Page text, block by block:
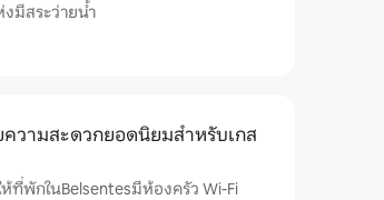
มีสระว่ายน้ำ
ความสะดวกยอดนิยมสำหรับเกส
ที่พักในBelsentesมีห้องครัว Wi-Fi